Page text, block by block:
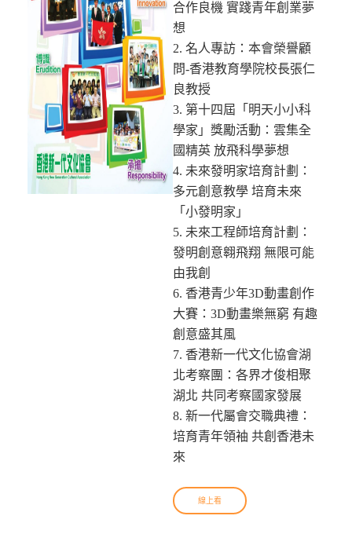
合作良機 實踐青年創業夢
想
2. 名人專訪：本會榮譽顧
問-香港教育學院校長張仁
良教授
3. 第十四屆「明天小小科
學家」獎勵活動：雲集全
國精英 放飛科學夢想
4. 未來發明家培育計劃：
多元創意教學 培育未來
「小發明家」
5. 未來工程師培育計劃：
發明創意翱飛翔 無限可能
由我創
6. 香港青少年3D動畫創作
大賽：3D動畫樂無窮 有趣
創意盛其風
7. 香港新一代文化協會湖
北考察團：各界才俊相聚
湖北 共同考察國家發展
8. 新一代屬會交職典禮：
培育青年領袖 共創香港未
來
線上看